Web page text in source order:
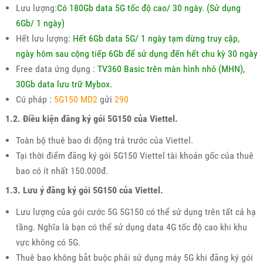
Lưu lượng:Có 180Gb data 5G tốc độ cao/ 30 ngày. (Sử dụng
6Gb/ 1 ngày)
Hết lưu lượng: Hết 6Gb data 5G/ 1 ngày tạm dừng truy cập,
ngày hôm sau cộng tiếp 6Gb để sử dụng đến hết chu kỳ 30 ngày
Free data ứng dụng : TV360 Basic trên màn hình nhỏ (MHN),
30Gb data lưu trữ Mybox.
Cú pháp : 5G150 MD2 gửi 290
1.2. Điều kiện đăng ký gói 5G150 của Viettel.
Toàn bộ thuê bao di động trả trước của Viettel.
Tại thời điểm đăng ký gói 5G150 Viettel tài khoản gốc của thuê
bao có ít nhất 150.000đ.
1.3. Lưu ý đăng ký gói 5G150 của Viettel.
Lưu lượng của gói cước 5G 5G150 có thể sử dụng trên tất cả hạ
tầng. Nghĩa là bạn có thể sử dụng data 4G tốc độ cao khi khu
vực không có 5G.
Thuê bao không bắt buộc phải sử dụng máy 5G khi đăng ký gói